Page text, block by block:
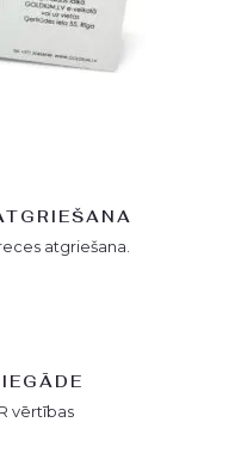
atgriešana.
vērtības